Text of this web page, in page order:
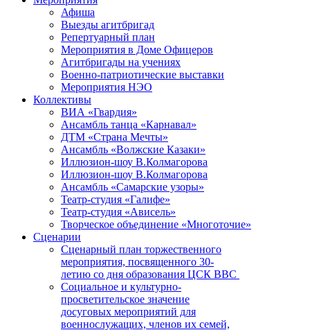
Афиша
Выезды агитбригад
Репертуарный план
Мероприятия в Доме Офицеров
Агитбригады на учениях
Военно-патриотические выставки
Мероприятия НЭО
Коллективы
ВИА «Гвардия»
Ансамбль танца «Карнавал»
ДТМ «Страна Мечты»
Ансамбль «Волжские Казаки»
Иллюзион-шоу В.Колмагорова
Иллюзион-шоу В.Колмагорова
Ансамбль «Самарские узоры»
Театр-студия «Галифе»
Театр-студия «Ависель»
Творческое объединение «Многоточие»
Сценарии
Сценарный план торжественного
мероприятия, посвященного 30-
летию со дня образования ЦСК ВВС
Социальное и культурно-
просветительское значение
досуговых мероприятий для
военнослужащих, членов их семей,